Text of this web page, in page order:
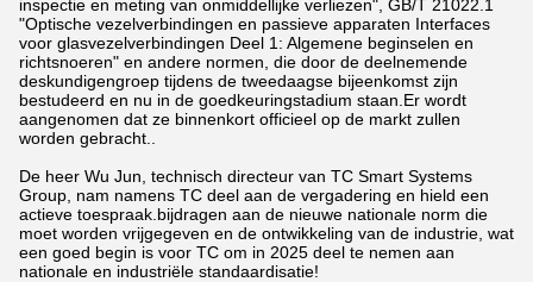
inspectie en meting van onmiddellijke verliezen", GB/T 21022.1
"Optische vezelverbindingen en passieve apparaten Interfaces
voor glasvezelverbindingen Deel 1: Algemene beginselen en
richtsnoeren" en andere normen, die door de deelnemende
deskundigengroep tijdens de tweedaagse bijeenkomst zijn
bestudeerd en nu in de goedkeuringstadium staan.Er wordt
aangenomen dat ze binnenkort officieel op de markt zullen
worden gebracht..
De heer Wu Jun, technisch directeur van TC Smart Systems
Group, nam namens TC deel aan de vergadering en hield een
actieve toespraak.bijdragen aan de nieuwe nationale norm die
moet worden vrijgegeven en de ontwikkeling van de industrie, wat
een goed begin is voor TC om in 2025 deel te nemen aan
nationale en industriële standaardisatie!